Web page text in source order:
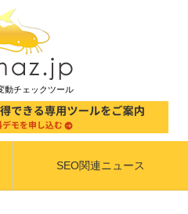
動チェックツール
SEO関連ニュース